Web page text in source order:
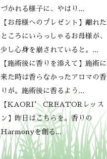
づかれる様子に、やはり...
【お母様へのプレゼント】離れた
ところにいらっしゃるお母様が、
少し心身を崩されていると。...
【施術後に香りを添えて】施術に
来た時は香らなかったアロマの香
りが。施術後に香るよう...
【KAORI’ CREATORレッス
ン】昨日はこちらを。香りの
Harmonyを創る...